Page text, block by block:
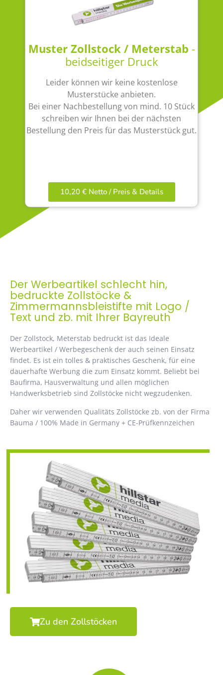
Muster Zollstock / Meterstab -
beidseitiger Druck
Leider können wir keine kostenlose
Musterstücke anbieten.
Bei einer Nachbestellung von mind. 10 Stück
schreiben wir Ihnen bei der nächsten
Bestellung den Preis für das Musterstück gut.
10,20 € Netto / Preis & Details
Der Werbeartikel schlecht hin,
bedruckte Zollstöcke &
Zimmermannsbleistifte mit Logo /
Text und zb. mit Ihrer Bayreuth
Der Zollstock, Meterstab bedruckt ist das Ideale
Werbeartikel / Werbegeschenk der auch seinen Einsatz
findet. Es ist ein tolles & praktisches Geschenk, für eine
dauerhafte Werbung die zum Einsatz kommt. Beliebt bei
Baufirma, Hausverwaltung und allen möglichen
Handwerksbetrieb sind Zollstöcke nicht wegzudenken.
Daher wir verwenden Qualitäts Zollstöcke zb. von der Firma
Bauma / 100% Made in Germany + CE-Prüfkennzeichen
Zu den Zollstöcken